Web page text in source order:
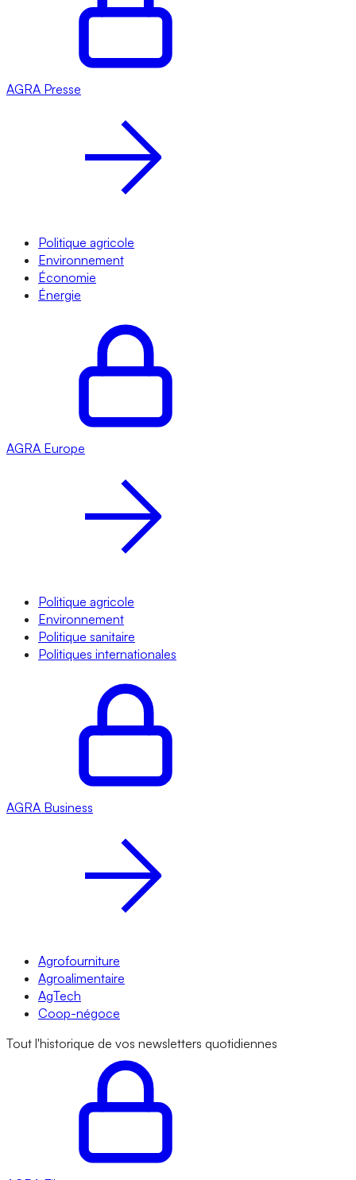
AGRA Presse
Politique agricole
Environnement
Économie
Énergie
AGRA Europe
Politique agricole
Environnement
Politique sanitaire
Politiques internationales
AGRA Business
Agrofourniture
Agroalimentaire
AgTech
Coop-négoce
Tout l'historique de vos newsletters quotidiennes